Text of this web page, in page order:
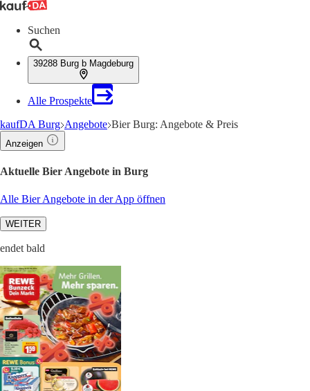
Suchen
39288 Burg b Magdeburg
Alle Prospekte
kaufDA Burg Angebote Bier Burg: Angebote & Preis
Anzeigen
Aktuelle Bier Angebote in Burg
Alle Bier Angebote in der App öffnen
WEITER
endet bald